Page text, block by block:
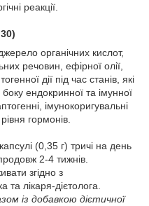
реакції.
органічних кислот,
речовин, ефірної олії,
дії під час станів, які
ендокринної та імунної
імунокоригувальні
гормонів.
(0,35 г) тричі на день
2-4 тижнів.
згідно з
лікаря-дієтолога.
із добавкою дієтичної